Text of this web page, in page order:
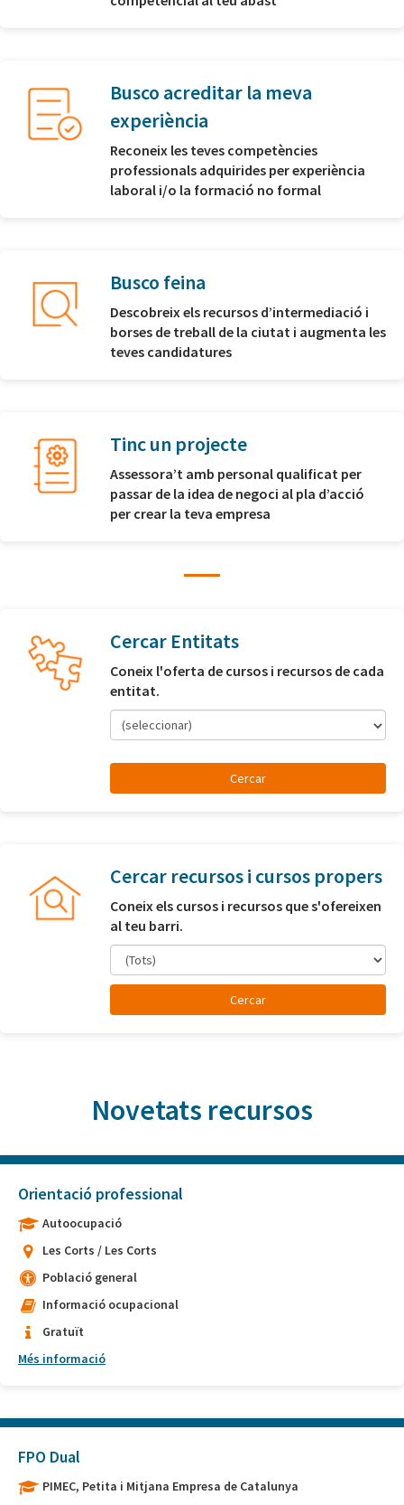
Busco acreditar la meva
experiència
Reconeix les teves competències
professionals adquirides per experiència
laboral i/o la formació no formal
Busco feina
Descobreix els recursos d’intermediació i
borses de treball de la ciutat i augmenta les
teves candidatures
Tinc un projecte
Assessora’t amb personal qualificat per
passar de la idea de negoci al pla d’acció
per crear la teva empresa
Cercar Entitats
Coneix l'oferta de cursos i recursos de cada
entitat.
(seleccionar)
Cercar recursos i cursos propers
Coneix els cursos i recursos que s'ofereixen
al teu barri.
Novetats recursos
Orientació professional
Autoocupació
Les Corts / Les Corts
Població general
Informació ocupacional
Gratuït
Més informació
FPO Dual
PIMEC, Petita i Mitjana Empresa de Catalunya